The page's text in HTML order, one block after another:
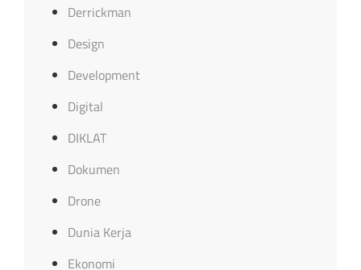
Derrickman
Design
Development
Digital
DIKLAT
Dokumen
Drone
Dunia Kerja
Ekonomi